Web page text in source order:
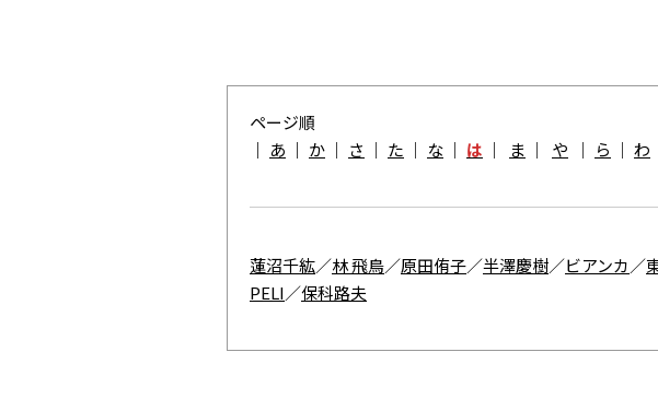
ページ順
｜ あ ｜ か ｜ さ ｜ た ｜ な ｜ は ｜ ま ｜ や ｜ ら ｜ わ
蓮沼千紘／林 飛鳥／原田侑子／半澤慶樹／ビアンカ／
PELI／保科路夫